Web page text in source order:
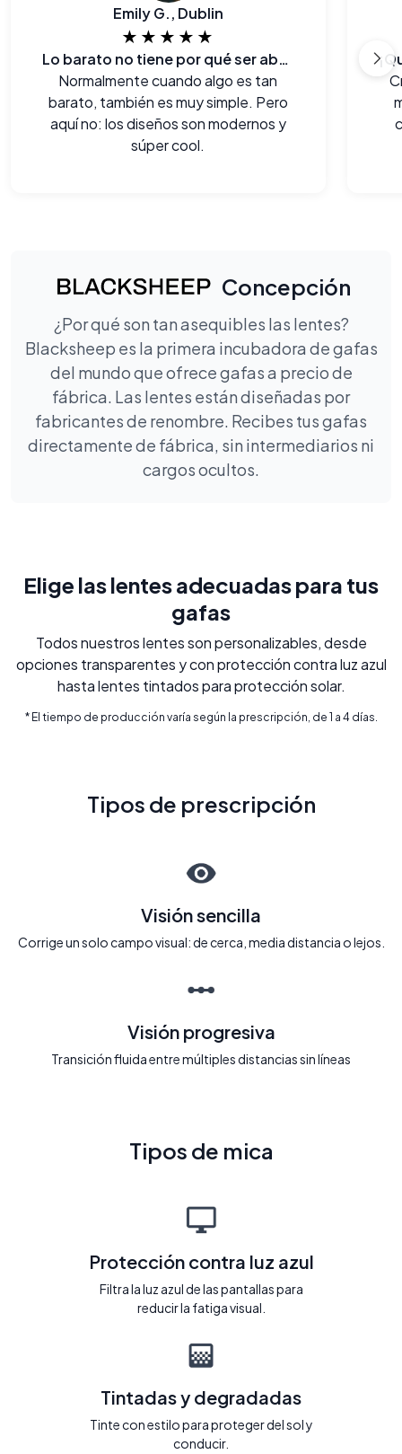
Emily G., Dublin
★★★★★
Lo barato no tiene por qué ser aburrido!
Normalmente cuando algo es tan
barato, también es muy simple. Pero
aquí no: los diseños son modernos y
súper cool.
Concepción
¿Por qué son tan asequibles las lentes?
Blacksheep es la primera incubadora de gafas
del mundo que ofrece gafas a precio de
fábrica. Las lentes están diseñadas por
fabricantes de renombre. Recibes tus gafas
directamente de fábrica, sin intermediarios ni
cargos ocultos.
Elige las lentes adecuadas para tus
gafas
Todos nuestros lentes son personalizables, desde
opciones transparentes y con protección contra luz azul
hasta lentes tintados para protección solar.
* El tiempo de producción varía según la prescripción, de 1 a 4 días.
Tipos de prescripción
Visión sencilla
Corrige un solo campo visual: de cerca, media distancia o lejos.
Visión progresiva
Transición fluida entre múltiples distancias sin líneas
Tipos de mica
Protección contra luz azul
Filtra la luz azul de las pantallas para
reducir la fatiga visual.
Tintadas y degradadas
Tinte con estilo para proteger del sol y
conducir.